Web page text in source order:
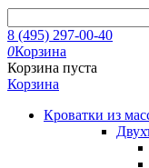
8 (495) 297-00-40
0Корзина
Корзина пуста
Корзина
Кроватки из